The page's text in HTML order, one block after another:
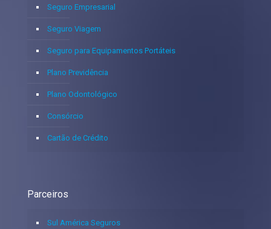
Seguro Empresarial
Seguro Viagem
Seguro para Equipamentos Portáteis
Plano Previdência
Plano Odontológico
Consórcio
Cartão de Crédito
Parceiros
Sul América Seguros